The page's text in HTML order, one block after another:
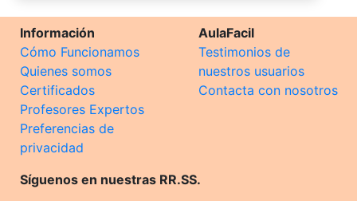
Información
Cómo Funcionamos
Quienes somos
Certificados
Profesores Expertos
Preferencias de
privacidad
AulaFacil
Testimonios de
nuestros usuarios
Contacta con nosotros
Síguenos en nuestras RR.SS.